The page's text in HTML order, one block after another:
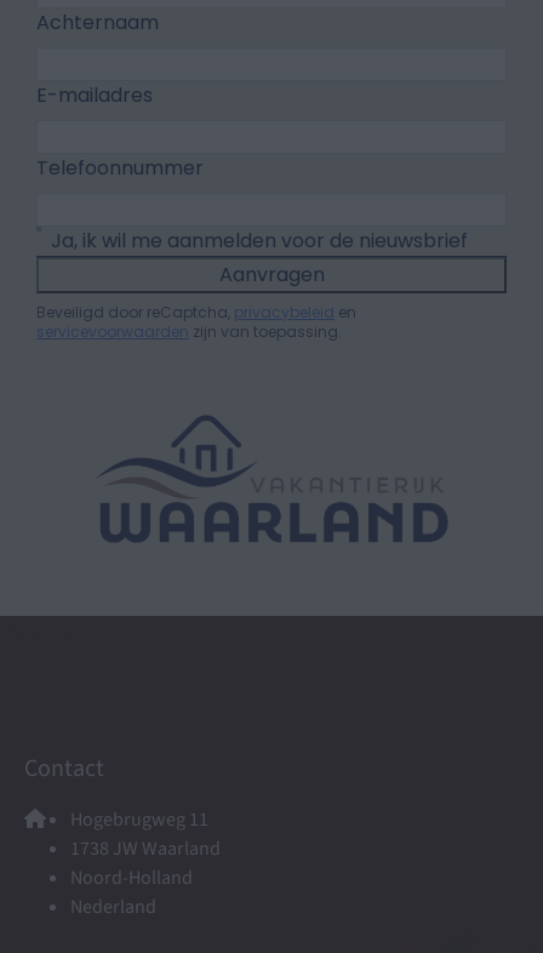
Achternaam
E-mailadres
Telefoonnummer
Ja, ik wil me aanmelden voor de nieuwsbrief
Aanvragen
Beveiligd door reCaptcha, privacybeleid en
servicevoorwaarden zijn van toepassing.
Contact
Hogebrugweg 11
1738 JW Waarland
Noord-Holland
Nederland